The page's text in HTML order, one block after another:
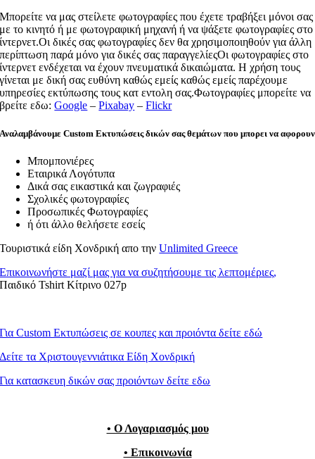
Μπορείτε να μας στείλετε φωτογραφίες που έχετε τραβήξει μόνοι σας
με το κινητό ή με φωτογραφική μηχανή ή να ψάξετε φωτογραφίες στο
ίντερνετ.Οι δικές σας φωτογραφίες δεν θα χρησιμοποιηθούν για άλλη
περίπτωση παρά μόνο για δικές σας παραγγελίεςΟι φωτογραφίες στο
ίντερνετ ενδέχεται να έχουν πνευματικά δικαιώματα. Η χρήση τους
γίνεται με δική σας ευθύνη καθώς εμείς καθώς εμείς παρέχουμε
υπηρεσίες εκτύπωσης τους κατ εντολη σας.Φωτογραφίες μπορείτε να
βρείτε εδω:Google –Pixabay –Flickr
Αναλαμβάνουμε Custom Εκτυπώσεις δικών σας θεμάτων που μπορει να αφορουν
Μπομπονιέρες
Εταιρικά Λογότυπα
Δικά σας εικαστικά και ζωγραφιές
Σχολικές φωτογραφίες
Προσωπικές Φωτογραφίες
ή ότι άλλο θελήσετε εσείς
Τουριστικά είδη Χονδρική απο τηνUnlimited Greece
Επικοινωνήστε μαζί μας για να συζητήσουμε τις λεπτομέριες,
Παιδικό Tshirt Κίτρινο 027p
Για Custom Εκτυπώσεις σε κουπες και προιόντα δείτε εδώ
Δείτε τα Χριστουγεννιάτικα Είδη Χονδρική
Για κατασκευη δικών σας προιόντων δείτε εδω
• Ο Λογαριασμός μου
• Επικοινωνία